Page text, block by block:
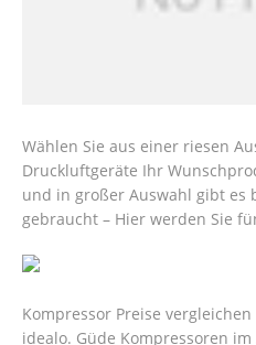
Wählen Sie aus einer riesen
Druckluftgeräte Ihr
und in großer Auswahl gibt es
gebraucht – Hier werden Sie
Kompressor Preise
idealo. Güde Kompressoren